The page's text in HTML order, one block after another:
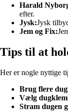
Harald
efter.
Jysk:Jysk
Jem og Fix:
Tips til at
Her er nogle nyttige
Brug flere
Vælg
Stram dugen